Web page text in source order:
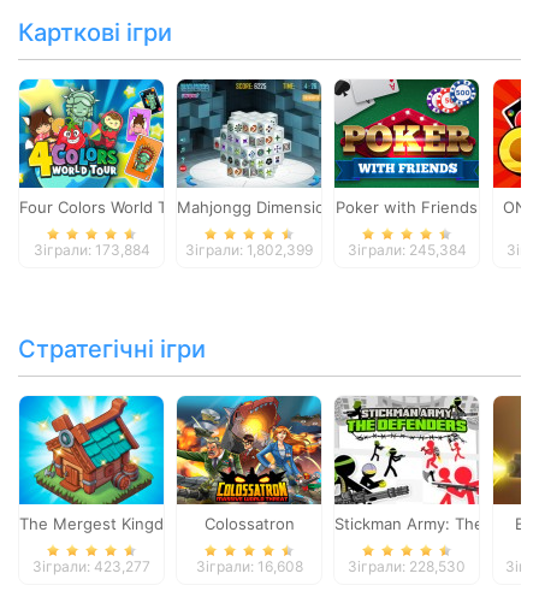
Карткові ігри
Four Colors World Tour
Зіграли: 173,884
Mahjongg Dimensions
Зіграли: 1,802,399
Poker with Friends
Зіграли: 245,384
Стратегічні ігри
The Mergest Kingdom
Зіграли: 423,277
Colossatron
Зіграли: 16,608
Stickman Army: The
Зіграли: 228,530